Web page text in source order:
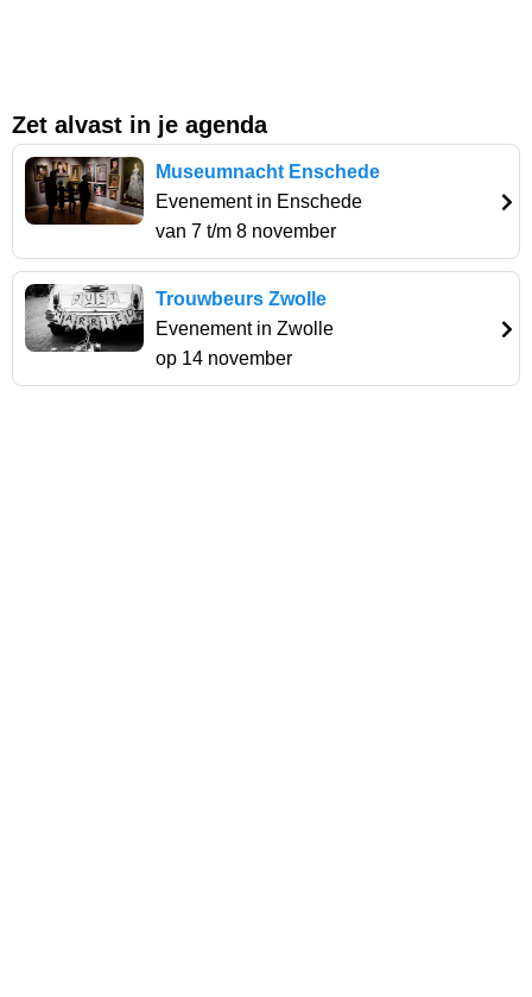
Zet alvast in je agenda
Museumnacht Enschede
Evenement in Enschede
van 7 t/m 8 november
Trouwbeurs Zwolle
Evenement in Zwolle
op 14 november